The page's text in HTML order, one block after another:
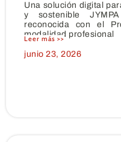
Una solución digital
y sostenible
reconocida con el
modalidad profesional
Leer más >>
junio 23, 2026